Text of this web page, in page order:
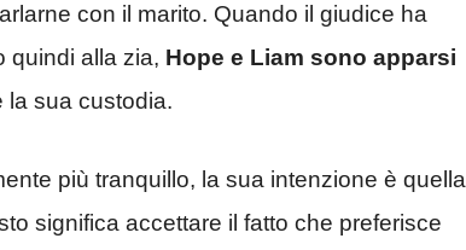
con il marito. Quando il giudice ha
quindi alla zia, Hope e Liam sono apparsi
la sua custodia.
più tranquillo, la sua intenzione è quella
significa accettare il fatto che preferisce